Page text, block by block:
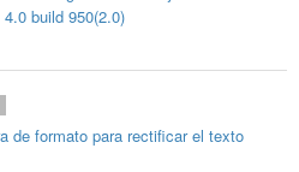
build 950(2.0)
de formato para rectificar el texto